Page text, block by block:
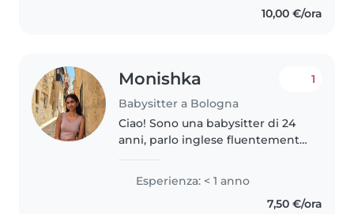
portata a giocare con i bambini,..
10,00 €/ora
Monishka
Babysitter a Bologna
1
Ciao! Sono una babysitter di 24
anni, parlo inglese fluentemente
laurea in Scienze dell’Ospitalità e
sono una persona paziente,
amichevole e responsabile. Mi..
Esperienza: < 1 anno
7,50 €/ora